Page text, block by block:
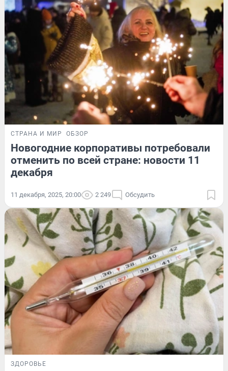
СТРАНА И МИР ОБЗОР
Новогодние корпоративы потребовали
отменить по всей стране: новости 11
декабря
11 декабря, 2025, 20:00 2 249 Обсудить
ЗДОРОВЬЕ